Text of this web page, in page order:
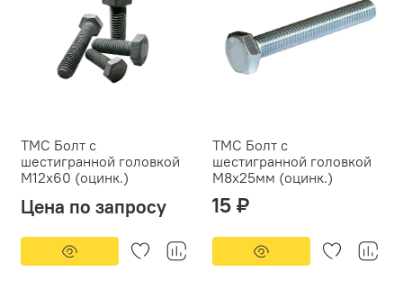
ТМС Болт с
шестигранной головкой
М12х60 (оцинк.)
Цена по запросу
ТМС Болт с
шестигранной головкой
M8x25мм (оцинк.)
15 ₽